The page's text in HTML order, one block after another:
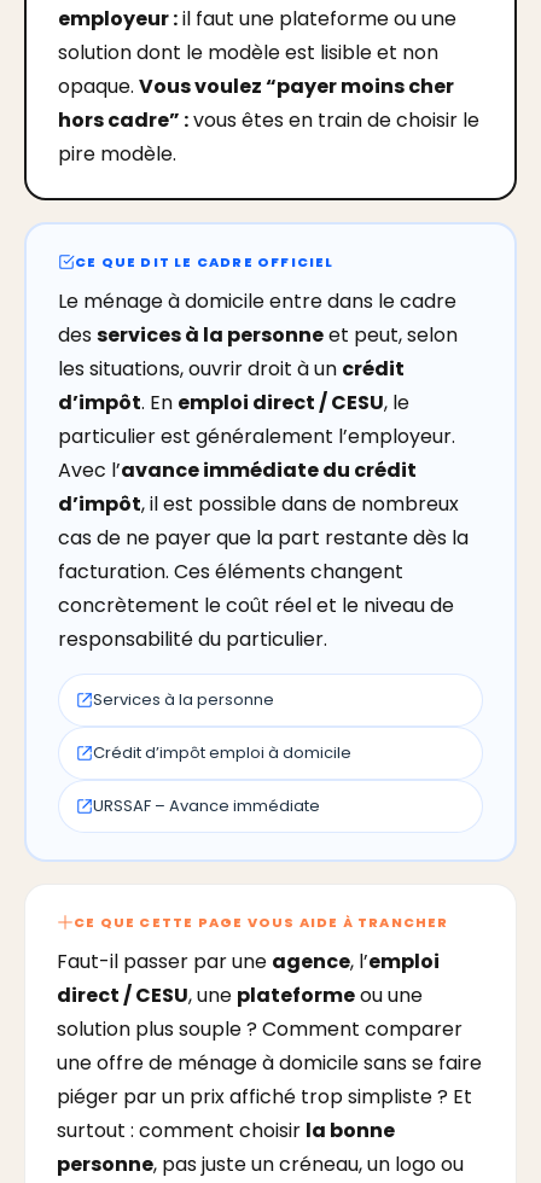
employeur :il faut une plateforme ou une
solution dont le modèle est lisible et non
opaque. Vous voulez “payer moins cher
hors cadre” :vous êtes en train de choisir le
pire modèle.
CE QUE DIT LE CADRE OFFICIEL
Le ménage à domicile entre dans le cadre
desservices à la personneet peut, selon
les situations, ouvrir droit à un crédit
d’impôt. En emploi direct / CESU, le
particulier est généralement l’employeur.
Avec l’avance immédiate du crédit
d’impôt, il est possible dans de nombreux
cas de ne payer que la part restante dès la
facturation. Ces éléments changent
concrètement le coût réel et le niveau de
responsabilité du particulier.
Services à la personne
Crédit d’impôt emploi à domicile
URSSAF – Avance immédiate
CE QUE CETTE PAGE VOUS AIDE À TRANCHER
Faut-il passer par une agence, l’emploi
direct / CESU, une plateformeou une
solution plus souple ? Comment comparer
une offre de ménage à domicile sans se faire
piéger par un prix affiché trop simpliste ? Et
surtout : comment choisir la bonne
personne, pas juste un créneau, un logo ou